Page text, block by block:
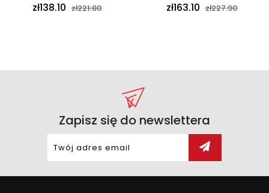
zł138.10 zł221.80 zł163.10 zł227.90
Zapisz się do newslettera